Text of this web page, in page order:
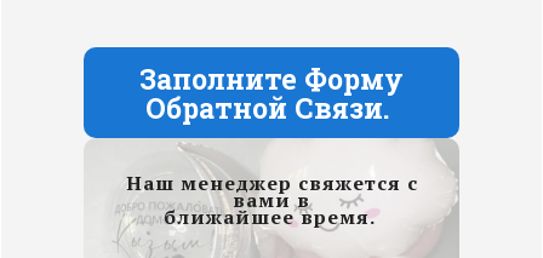
Заполните Форму
Обратной Связи.
Наш менеджер свяжется с
вами в
ближайшее время.